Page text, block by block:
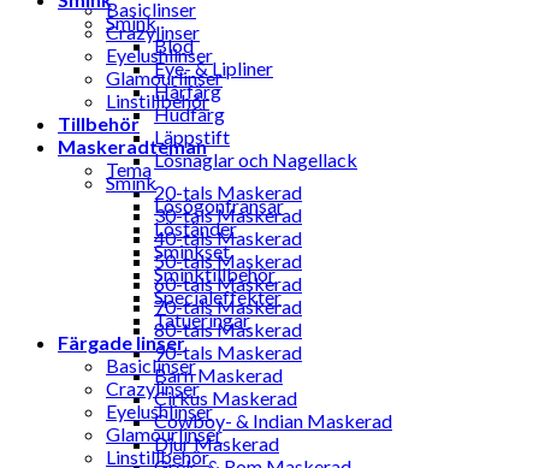
Basiclinser
Crazylinser
Eyelushlinser
Glamourlinser
Linstillbehör
Tillbehör
Maskeradteman
Tema
20-tals Maskerad
30-tals Maskerad
40-tals Maskerad
50-tals Maskerad
60-tals Maskerad
70-tals Maskerad
80-tals Maskerad
90-tals Maskerad
Barn Maskerad
Cirkus Maskerad
Cowboy- & Indian Maskerad
Djur Maskerad
Smink
Blod
Eye- & Lipliner
Hårfärg
Hudfärg
Läppstift
Lösnaglar och Nagellack
Smink
Lösögonfransar
Löständer
Sminkset
Sminktillbehör
Specialeffekter
Tatueringar
Färgade linser
Basiclinser
Crazylinser
Eyelushlinser
Glamourlinser
Linstillbehör